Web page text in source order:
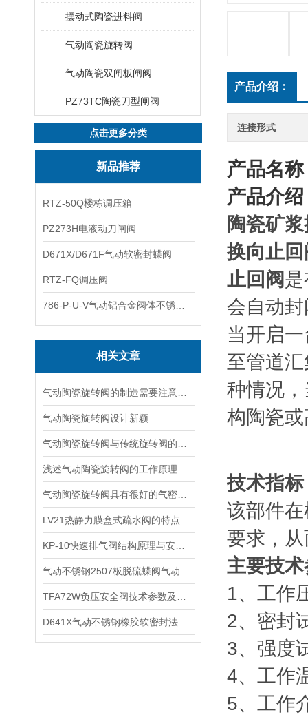
摆动式陶瓷进料阀
气动陶瓷旋转阀
气动陶瓷双闸板闸阀
PZ73TC陶瓷刀型闸阀
点击更多分类
新品推荐
RTZ-50Q楼栋调压箱
PZ273H电液动刀闸阀
D671X/D671F气动软密封蝶阀
RTZ-FQ调压阀
相关文章
气动陶瓷旋转阀设计新颖
产品介绍：
连接形式
产品名
产品介
陶瓷矿
换向止回
止回阀
会自动
当开启
至管道
种情况
构陶瓷
技术指标
该部件
要求，
主要技
1、工作
2、密封
3、强度
4、工作
5、工作